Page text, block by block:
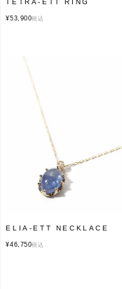
¥53,900税込
ELIA-ETT NECKLACE
¥46,750税込